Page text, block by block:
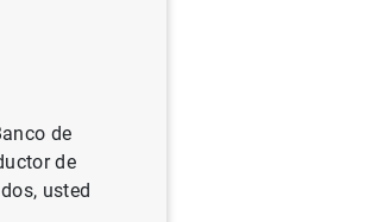
de
de
usted